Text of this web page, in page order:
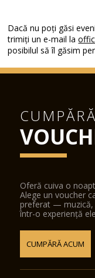
Dacă nu poți găsi
trimiți un e-mail la
posibilul să îl găsim
Oferă cuiva o
Alege un voucher
preferat — muzică,
într-o experiență
CUMPĂRĂ ACUM